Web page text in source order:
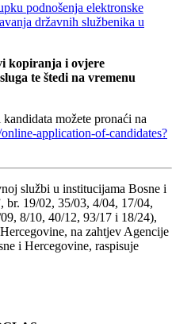
podnošenja elektronske
državnih službenika u
kopiranja i ovjere
te štedi na vremenu
možete pronaći na
application-of-candidates?
službi u institucijama Bosne i
19/02, 35/03, 4/04, 17/04,
8/10, 40/12, 93/17 i 18/24),
na zahtjev Agencije
i Hercegovine, raspisuje